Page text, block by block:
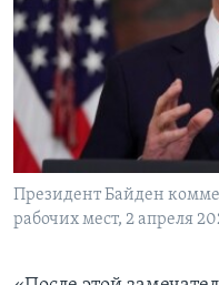
Президент Байден
рабочих мест, 2 апреля